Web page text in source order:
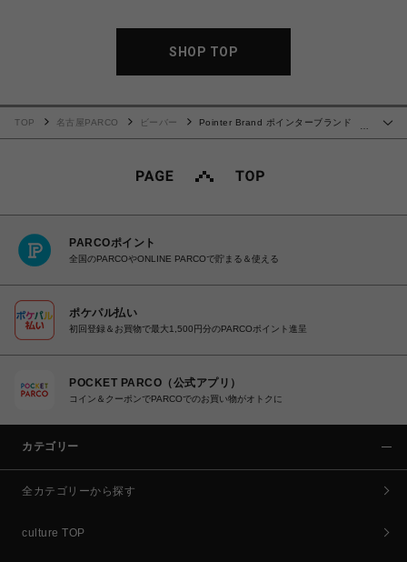
SHOP TOP
…
TOP 名古屋PARCO ビーバー
Pointer Brand ポインターブランド
PARCOポイント
全国のPARCOやONLINE PARCOで貯まる＆使える
ポケパル払い
初回登録＆お買物で最大1,500円分のPARCOポイント進呈
POCKET PARCO（公式アプリ）
コイン＆クーポンでPARCOでのお買い物がオトクに
カテゴリー
全カテゴリーから探す
culture TOP